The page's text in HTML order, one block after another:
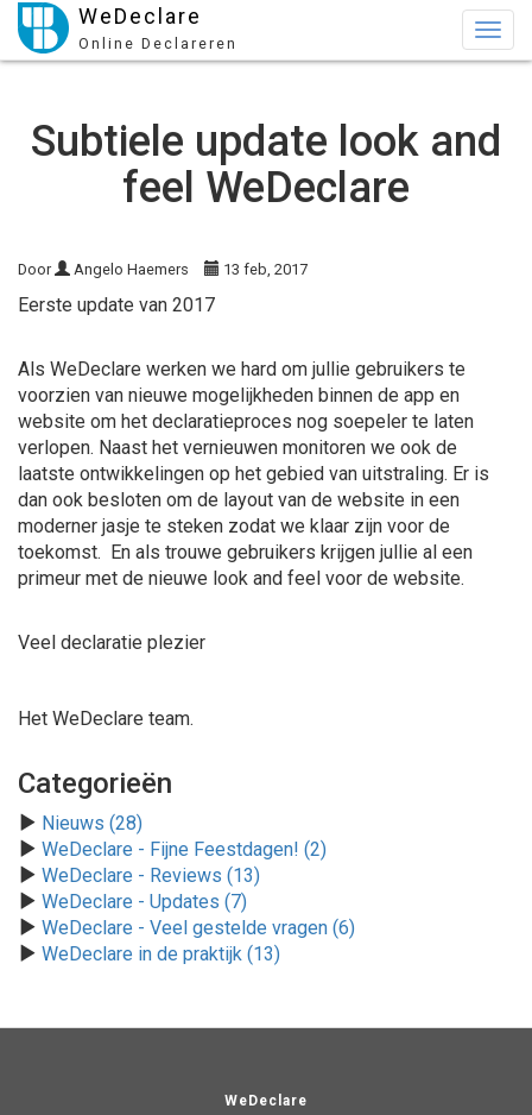
WeDeclare
Online Declareren
Subtiele update look and
feel WeDeclare
Door Angelo Haemers 13 feb, 2017
Eerste update van 2017
Als WeDeclare werken we hard om jullie gebruikers te
voorzien van nieuwe mogelijkheden binnen de app en
website om het declaratieproces nog soepeler te laten
verlopen. Naast het vernieuwen monitoren we ook de
laatste ontwikkelingen op het gebied van uitstraling. Er is
dan ook besloten om de layout van de website in een
moderner jasje te steken zodat we klaar zijn voor de
toekomst. En als trouwe gebruikers krijgen jullie al een
primeur met de nieuwe look and feel voor de website.
Veel declaratie plezier
Het WeDeclare team.
Categorieën
Nieuws (28)
WeDeclare - Fijne Feestdagen! (2)
WeDeclare - Reviews (13)
WeDeclare - Updates (7)
WeDeclare - Veel gestelde vragen (6)
WeDeclare in de praktijk (13)
WeDeclare